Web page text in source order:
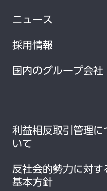
ニュース
採用情報
国内のグループ会社
利益相反取引管理に
いて
反社会的勢力に対す
基本方針